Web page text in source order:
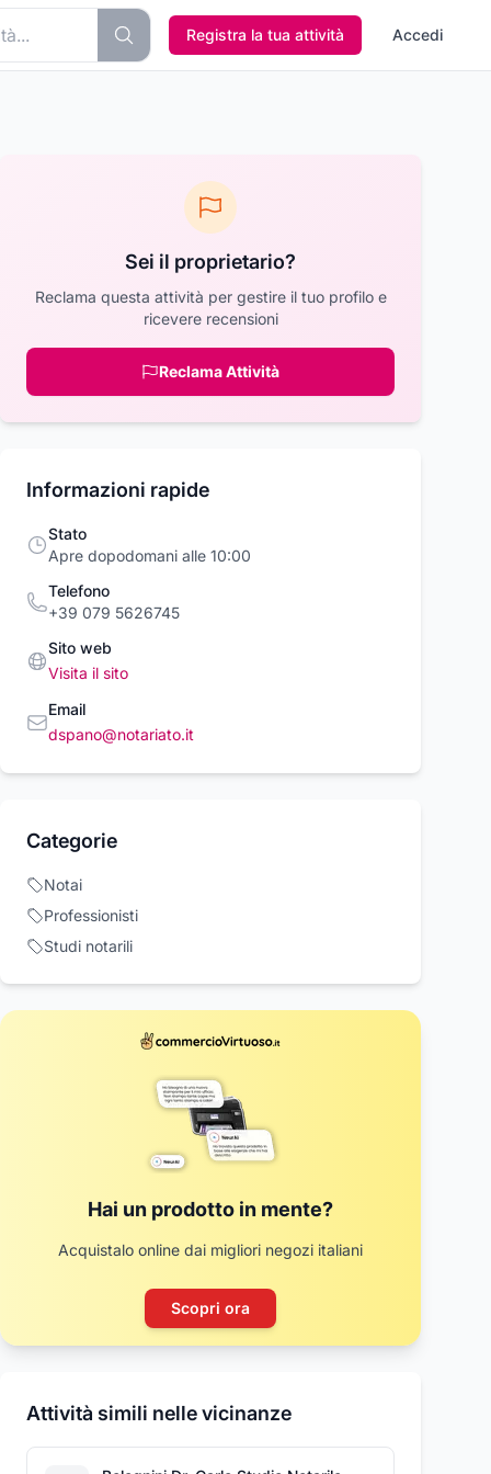
Registra la tua attività Accedi
€ 199,00 €
Acquista ora
Sei il proprietario?
Reclama questa attività per gestire il tuo profilo e
ricevere recensioni
Reclama Attività
Informazioni rapide
Stato
Apre dopodomani alle 10:00
Telefono
+39 079 5626745
Sito web
Visita il sito
Email
dspano@notariato.it
Categorie
Notai
Professionisti
Studi notarili
Hai un prodotto in mente?
Acquistalo online dai migliori negozi italiani
Scopri ora
Attività simili nelle vicinanze